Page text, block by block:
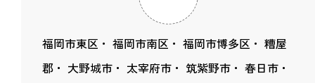
福岡市東区 福岡市南区 福岡市博多区
糟屋
郡
大野城市 太宰府市 筑紫野市
春日市